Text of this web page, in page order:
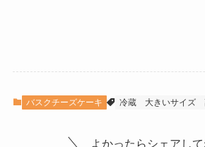
バスクチーズケーキ 冷蔵 大きいサイズ
よかったらシェアして